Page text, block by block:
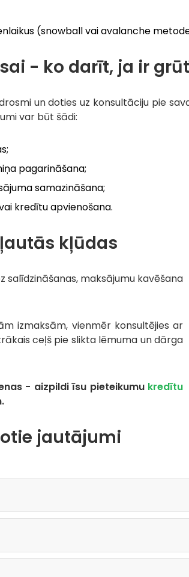
(snowball vai avalanche
- ko darīt, ja ir
un doties uz konsultāciju pie
var būt šādi:
pagarināšana;
samazināšana;
kredītu apvienošana.
kļūdas
maksājumu kavēšana
izmaksām, vienmēr konsultējies ar
ceļš pie slikta lēmuma un dārga
- aizpildi īsu pieteikumu kredītu
jautājumi